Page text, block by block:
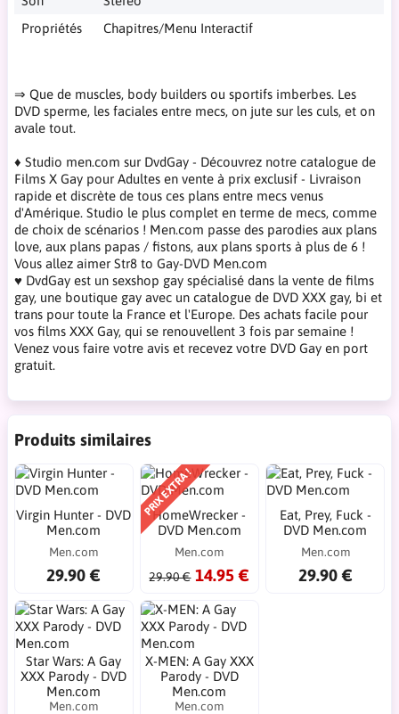
Propriétés
Chapitres/Menu Interactif
⇒ Que de muscles, body builders ou sportifs imberbes. Les
DVD sperme, les faciales entre mecs, on jute sur les culs, et on
avale tout.
♦ Studio men.com sur DvdGay - Découvrez notre catalogue de
Films X Gay pour Adultes en vente à prix exclusif - Livraison
rapide et discrète de tous ces plans entre mecs venus
d'Amérique. Studio le plus complet en terme de mecs, comme
de choix de scénarios ! Men.com passe des parodies aux plans
love, aux plans papas / fistons, aux plans sports à plus de 6 !
Vous allez aimer Str8 to Gay-DVD Men.com
♥ DvdGay est un sexshop gay spécialisé dans la vente de films
gay, une boutique gay avec un catalogue de DVD XXX gay, bi et
trans pour toute la France et l'Europe. Des achats facile pour
vos films XXX Gay, qui se renouvellent 3 fois par semaine !
Venez vous faire votre avis et recevez votre DVD Gay en port
gratuit.
Produits similaires
Virgin Hunter - DVD
Men.com
Men.com
29.90 €
PRIX EXTRA !
HomeWrecker -
DVD Men.com
Men.com
29.90 € 14.95 €
Eat, Prey, Fuck -
DVD Men.com
Men.com
29.90 €
Star Wars: A Gay
XXX Parody - DVD
Men.com
Men.com
X-MEN: A Gay XXX
Parody - DVD
Men.com
Men.com